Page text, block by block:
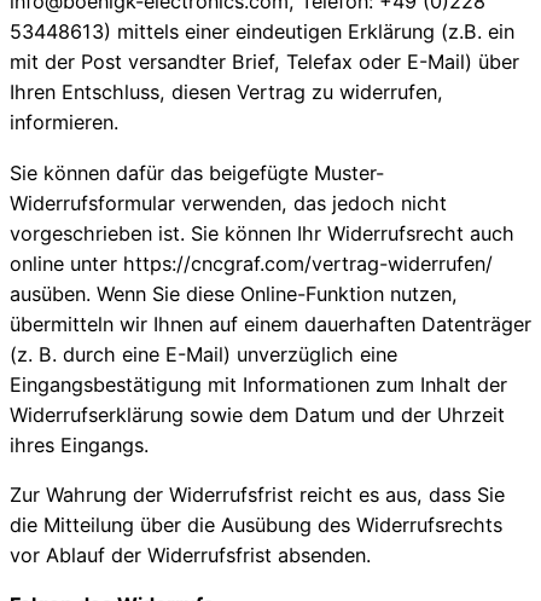
53448613) mittels einer eindeutigen Erklärung (z.B. ein
mit der Post versandter Brief, Telefax oder E-Mail) über
Ihren Entschluss, diesen Vertrag zu widerrufen,
informieren.
Sie können dafür das beigefügte Muster-
Widerrufsformular verwenden, das jedoch nicht
vorgeschrieben ist. Sie können Ihr Widerrufsrecht auch
online unter https://cncgraf.com/vertrag-widerrufen/
ausüben. Wenn Sie diese Online-Funktion nutzen,
übermitteln wir Ihnen auf einem dauerhaften Datenträger
(z. B. durch eine E-Mail) unverzüglich eine
Eingangsbestätigung mit Informationen zum Inhalt der
Widerrufserklärung sowie dem Datum und der Uhrzeit
ihres Eingangs.
Zur Wahrung der Widerrufsfrist reicht es aus, dass Sie
die Mitteilung über die Ausübung des Widerrufsrechts
vor Ablauf der Widerrufsfrist absenden.